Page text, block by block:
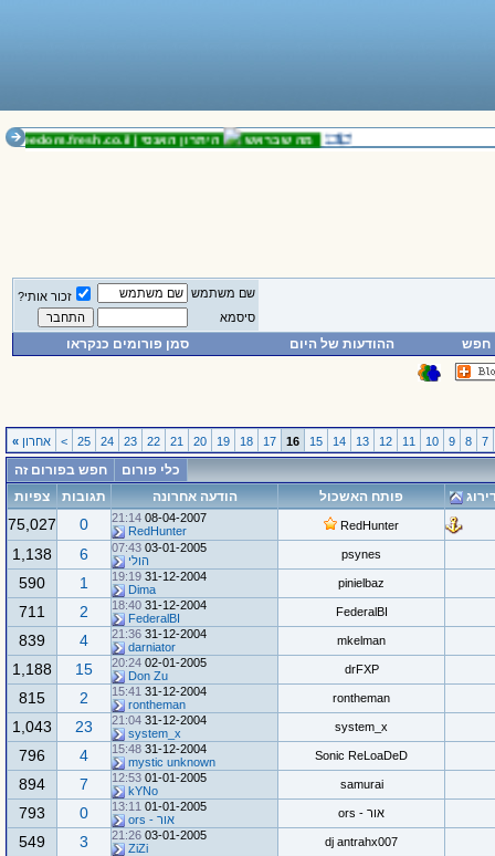
מה שבראש היתרון האנסי |freedom.fresh.co.il
שם משתמש
זכור אותי?
סיסמא
חפש ההודעות של היום סמן פורומים כנקראו
7
8
9
10
11
12
13
14
15
16
17
18
19
20
21
22
23
24
25
> אחרון »
כלי פורום
חפש בפורום זה
פותח האשכול הודעה אחרונה תגובות צפיות
RedHunter
08-04-2007
21:14
RedHunter
0
75,027
psynes
03-01-2005
07:43
הולי
6
1,138
pinielbaz
31-12-2004
19:19
Dima
1
590
FederalBI
31-12-2004
18:40
FederalBI
2
711
mkelman
31-12-2004
21:36
darniator
4
839
drFXP
02-01-2005
20:24
Don Zu
15
1,188
rontheman
31-12-2004
15:41
rontheman
2
815
system_x
31-12-2004
21:04
system_x
23
1,043
Sonic ReLoaDeD
31-12-2004
15:48
mystic unknown
4
796
samurai
01-01-2005
12:53
kYNo
7
894
אור - ors 01-01-2005
13:11
אור - ors
0
793
dj antrahx007
03-01-2005
21:26
ZiZi
3
549